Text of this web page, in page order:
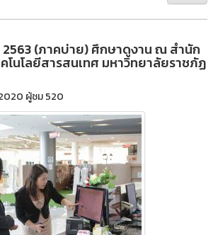
2563 (ภาคบ่าย) ศึกษาดูงาน ณ สำนัก
โนโลยีสารสนเทศ มหาวิทยาลัยราชภัฏ
ผู้ชม 520